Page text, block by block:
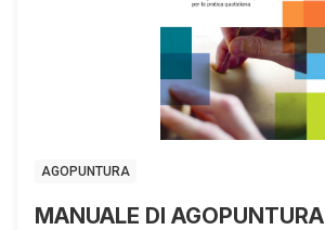
AGOPUNTURA
MANUALE DI AGOPUNTURA